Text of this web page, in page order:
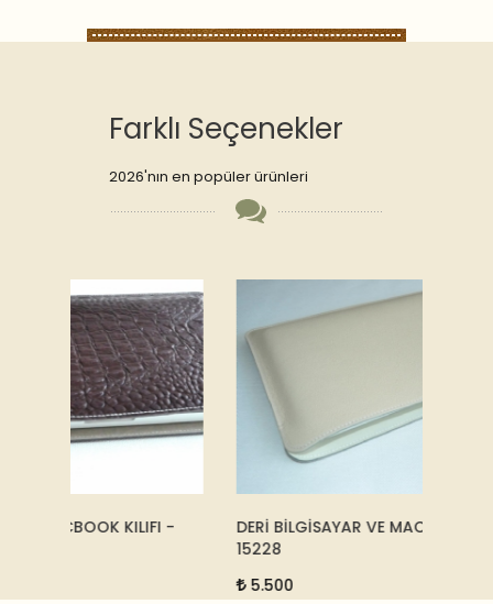
Farklı Seçenekler
2026'nın en popüler ürünleri
DERİ BİLGİSAYAR VE MACBOOK KILIFI -